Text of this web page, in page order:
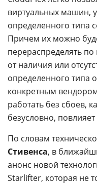
виртуальных машин,
определенного типа
Причем их можно
перераспределять
от наличия или
определенного типа
конкретным
работать без сбоев,
безусловно,
По словам
Стивенса, в
анонс новой
Starlifter, которая не